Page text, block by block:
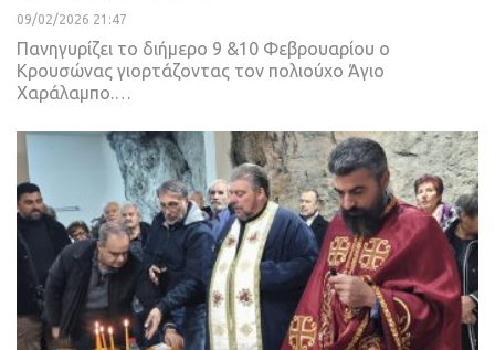
09/02/2026 21:47
Πανηγυρίζει το διήμερο 9 &10 Φεβρουαρίου ο
Κρουσώνας γιορτάζοντας τον πολιούχο Άγιο
Χαράλαμπο.…